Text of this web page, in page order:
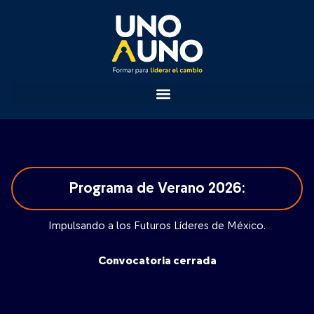
Programa de Verano 2026:
Impulsando a los Futuros Líderes de México.
Convocatoria cerrada